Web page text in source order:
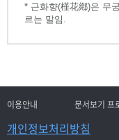
* 근화향(槿花鄕)은 무
르는 말임.
이용안내 문서보기 프
개인정보처리방침